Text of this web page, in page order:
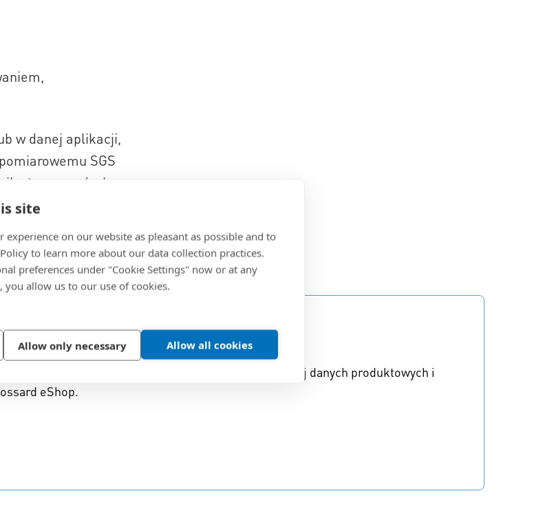
site
experience on our website as pleasant as possible and to
to learn more about our data collection practices.
preferences under "Cookie Settings" now or at any
you allow us to our use of cookies.
Allow only necessary Allow all cookies
w danej aplikacji,
SGS
że nasze śruby
z normą BS EN 14766,
portfolio elementów złącznych? Znajdź więcej danych produktowych i
eShop.